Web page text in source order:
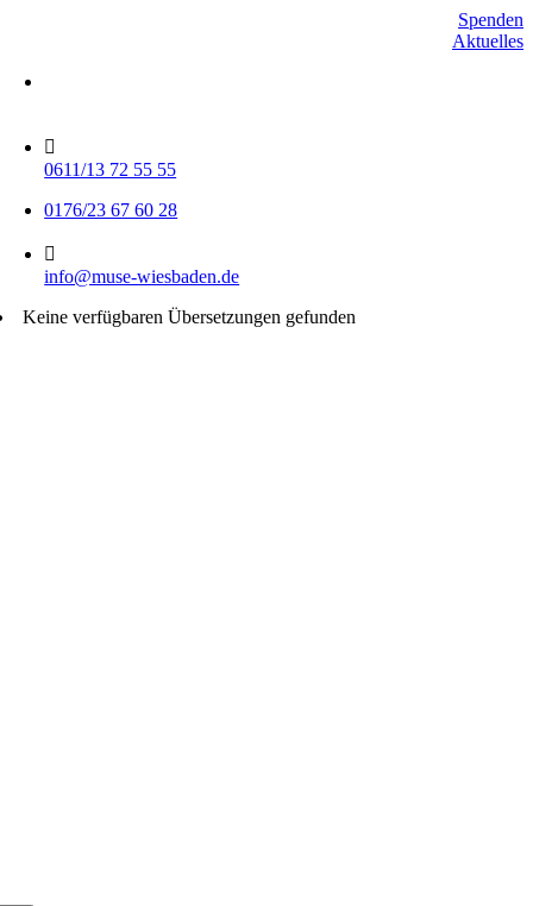
Spenden
Aktuelles
0611/13 72 55 55
0176/23 67 60 28
info@muse-wiesbaden.de
Keine verfügbaren Übersetzungen gefunden